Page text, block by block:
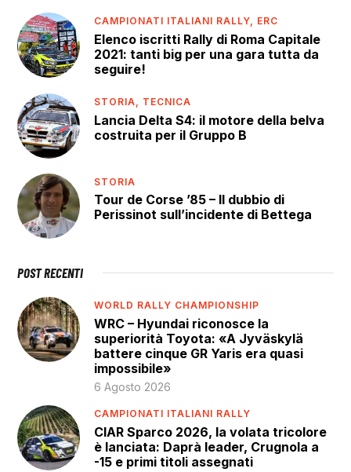
CAMPIONATI ITALIANI RALLY, ERC
Elenco iscritti Rally di Roma Capitale
2021: tanti big per una gara tutta da
seguire!
STORIA, TECNICA
Lancia Delta S4: il motore della belva
costruita per il Gruppo B
STORIA
Tour de Corse ’85 – Il dubbio di
Perissinot sull’incidente di Bettega
POST RECENTI
WORLD RALLY CHAMPIONSHIP
WRC – Hyundai riconosce la
superiorità Toyota: «A Jyväskylä
battere cinque GR Yaris era quasi
impossibile»
6 Agosto 2026
CAMPIONATI ITALIANI RALLY
CIAR Sparco 2026, la volata tricolore
è lanciata: Daprà leader, Crugnola a
-15 e primi titoli assegnati